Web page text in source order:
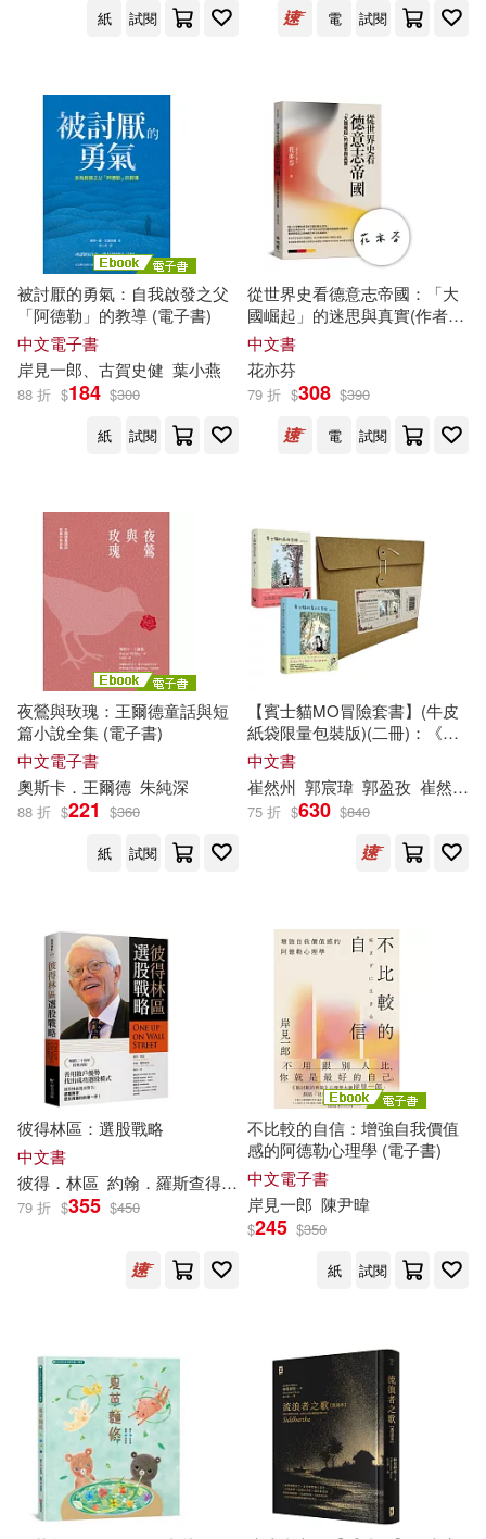
苗力田(15)
蔡慶樺(15) 趙德發(15)
阿德勒(15)
（古希臘）柏拉圖(15)
（奧）阿爾弗雷德·阿德勒(15)
（蘇）米·伊林(15)
《意林》圖書部(14)
カザマアヤミ(14) 丁昀(14)
中華文化講堂(14) 全民熙(14)
張興東(14) 彭鎮華等(14)
手塚治虫(14) 楊照(14)
賈德江(14)
陳玉峯(14) 馬克．吐溫(14)
（日）山岡莊八(14)
（日）岸見一郎(14)
（美）貝蒂·史密斯(14)
Taki & Poh(13)
《親歷者》編輯部(13)
中國風景園林學會(13)
布克文化(101)
哈爾濱出版社(100)
重慶大學出版社(99)
人民體育出版社(98)
廈門大學出版社(98)
浙江少年兒童出版社(96)
萬卷出版公司(96) 三采(95)
中國紡織出版社(95) 禾廣(94)
天地出版社(93)
江西教育出版社(93)
湖北教育出版社(92)
臺灣商務(91)
harmonia mundi(90)
台灣東販(90) 秀威資訊(90)
蓋亞(89) 世一(88)
中國農業大學出版社(88)
中國電力出版社(86)
中國法制出版社(85) 五南(84)
紙 試閱
電
試閱
被討厭的勇氣：自我啟發之父
「阿德勒」的教導 (電子書)
中文電子書
岸見一郎、古賀史健 葉小燕
88 折 $184 $300
紙
試閱
從世界史看德意志帝國：「大
國崛起」的迷思與真實(作者親
簽版)
中文書
花亦芬
79 折 $308 $390
電
試閱
夜鶯與玫瑰：王爾德童話與短
篇小說全集 (電子書)
中文電子書
奧斯卡．王爾德 朱純深
88 折 $221 $360
紙
試閱
【賓士貓MO冒險套書】(牛皮
紙袋限量包裝版)(二冊)：《賓
士貓的森林冒險》+《賓士貓的
夏日大冒險》
中文書
崔然州 郭宸瑋 郭盈孜 崔然州（최연주）
75 折 $630 $840
彼得林區：選股戰略
中文書
彼得．林區 約翰．羅斯查得 陳重亨
79 折 $355 $450
不比較的自信：增強自我價值
感的阿德勒心理學 (電子書)
中文電子書
岸見一郎 陳尹暐
$245 $350
紙
試閱